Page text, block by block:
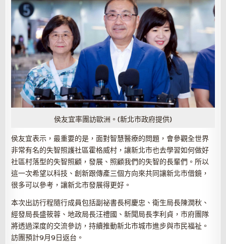
侯友宜率團訪歐洲。(新北市政府提供)
侯友宜表示，最重要的是，面對智慧醫療的問題，會參觀全世界
非常有名的失智照護社區霍格威村，讓新北市也去學習如何做好
社區村落型的失智照顧，發展、照顧我們的失智的長輩們。所以
這一次希望以科技、創新跟傳產三個方向來共同讓新北市借鏡，
很多可以參考，讓新北市發展得更好。
本次出訪行程隨行成員包括副祕書長柯慶忠、衛生局長陳潤秋、
經發局長盛筱蓉、地政局長汪禮國、新聞局長李利貞，市府團隊
將透過深度的交流參訪，持續推動新北市城市進步與市民福祉。
訪團預計9月9日返台。